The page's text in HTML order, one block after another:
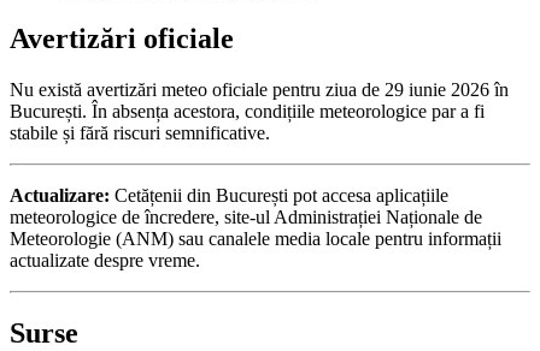
Avertizări oficiale
Nu există avertizări meteo oficiale pentru ziua de 29 iunie 2026 în
București. În absența acestora, condițiile meteorologice par a fi
stabile și fără riscuri semnificative.
Actualizare: Cetățenii din București pot accesa aplicațiile
meteorologice de încredere, site-ul Administrației Naționale de
Meteorologie (ANM) sau canalele media locale pentru informații
actualizate despre vreme.
Surse